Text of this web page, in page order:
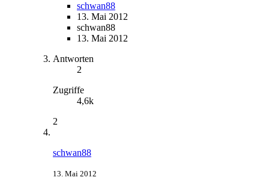
schwan88
13. Mai 2012
schwan88
13. Mai 2012
Antworten
2
Zugriffe
4,6k
2
schwan88
13. Mai 2012